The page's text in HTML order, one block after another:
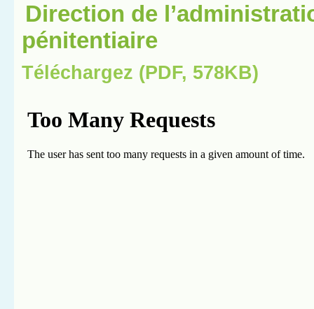
Direction de
pénitentiaire
Téléchargez (PDF, 578KB)